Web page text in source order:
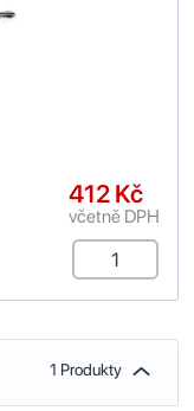
412 Kč
včetně DPH
1 Produkty